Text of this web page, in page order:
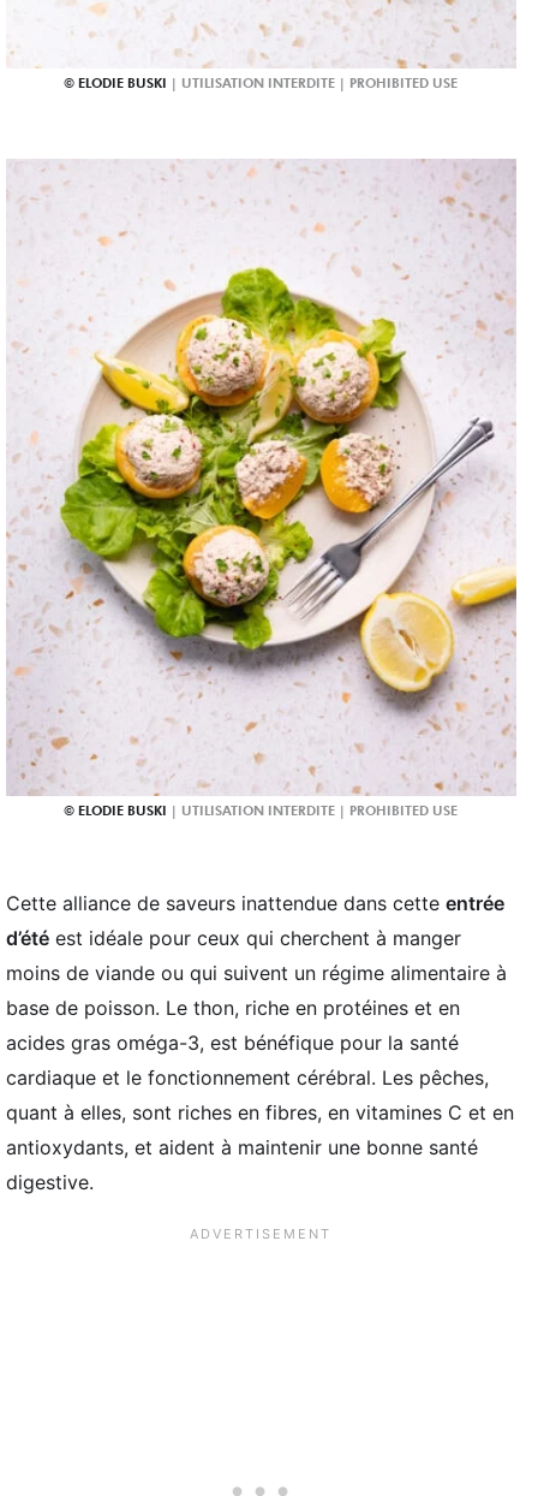
ELODIE BUSKI
ELODIE BUSKI
Cette alliance de saveurs inattendue dans cette entrée
d’été est idéale pour ceux qui cherchent à manger
moins de viande ou qui suivent un régime alimentaire à
base de poisson. Le thon, riche en protéines et en
acides gras oméga-3, est bénéfique pour la santé
cardiaque et le fonctionnement cérébral. Les pêches,
quant à elles, sont riches en fibres, en vitamines C et en
antioxydants, et aident à maintenir une bonne santé
digestive.